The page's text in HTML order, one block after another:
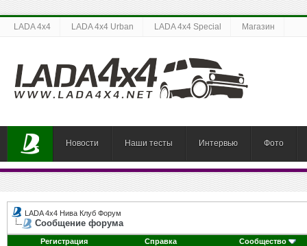
LADA 4x4 LADA 4x4 Urban LADA 4x4 Special Магазин
Новости Наши тесты Интервью Фото
LADA 4x4 Нива Клуб Форум
Сообщение форума
Регистрация Справка Сообщество